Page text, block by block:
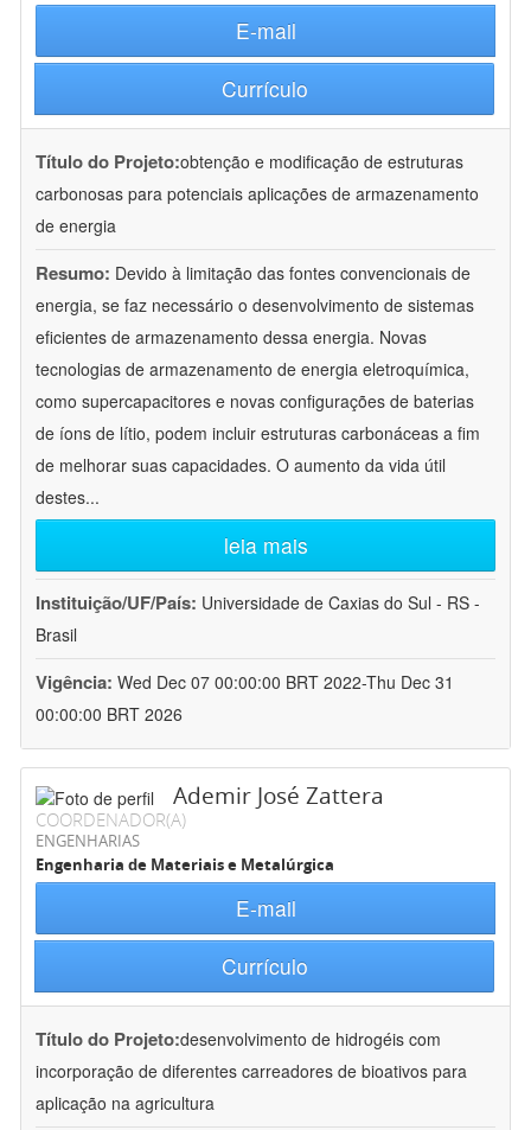
E-mail
Currículo
Título do Projeto:obtenção e modificação de estruturas
carbonosas para potenciais aplicações de armazenamento
de energia
Resumo: Devido à limitação das fontes convencionais de
energia, se faz necessário o desenvolvimento de sistemas
eficientes de armazenamento dessa energia. Novas
tecnologias de armazenamento de energia eletroquímica,
como supercapacitores e novas configurações de baterias
de íons de lítio, podem incluir estruturas carbonáceas a fim
de melhorar suas capacidades. O aumento da vida útil
destes...
leia mais
Instituição/UF/País: Universidade de Caxias do Sul - RS -
Brasil
Vigência: Wed Dec 07 00:00:00 BRT 2022-Thu Dec 31
00:00:00 BRT 2026
Ademir José Zattera
COORDENADOR(A)
ENGENHARIAS
Engenharia de Materiais e Metalúrgica
E-mail
Currículo
Título do Projeto:desenvolvimento de hidrogéis com
incorporação de diferentes carreadores de bioativos para
aplicação na agricultura